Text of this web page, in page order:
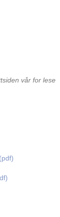
vår for lese
(pdf)